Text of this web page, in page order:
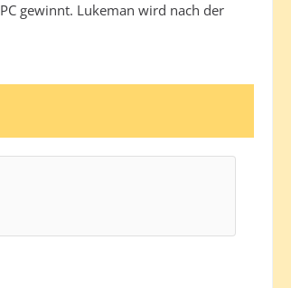
gewinnt. Lukeman wird nach der